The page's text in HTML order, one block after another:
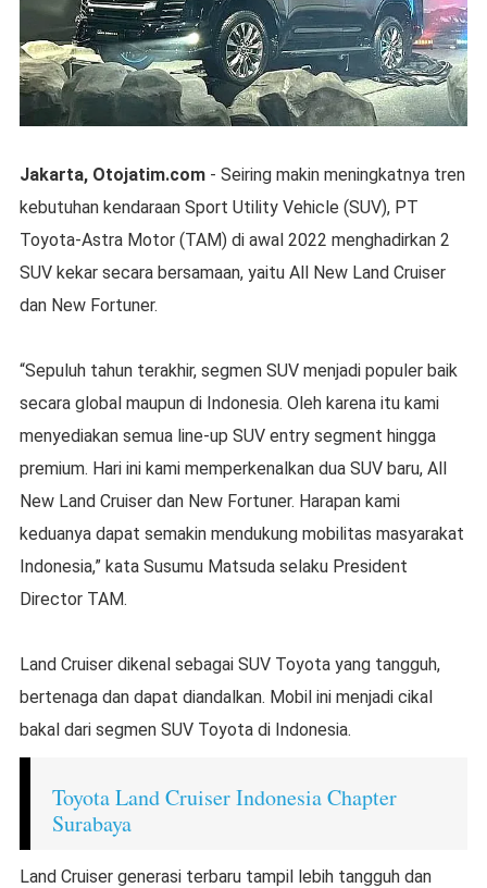
Jakarta, Otojatim.com- Seiring makin meningkatnya tren
kebutuhan kendaraan Sport Utility Vehicle (SUV), PT
Toyota-Astra Motor (TAM) di awal 2022 menghadirkan 2
SUV kekar secara bersamaan, yaitu All New Land Cruiser
dan New Fortuner.
“Sepuluh tahun terakhir, segmen SUV menjadi populer baik
secara global maupun di Indonesia. Oleh karena itu kami
menyediakan semua line-up SUV entry segment hingga
premium. Hari ini kami memperkenalkan dua SUV baru, All
New Land Cruiser dan New Fortuner. Harapan kami
keduanya dapat semakin mendukung mobilitas masyarakat
Indonesia,” kata Susumu Matsuda selaku President
Director TAM.
Land Cruiser dikenal sebagai SUV Toyota yang tangguh,
bertenaga dan dapat diandalkan. Mobil ini menjadi cikal
bakal dari segmen SUV Toyota di Indonesia.
Toyota Land Cruiser Indonesia Chapter
Surabaya
Land Cruiser generasi terbaru tampil lebih tangguh dan